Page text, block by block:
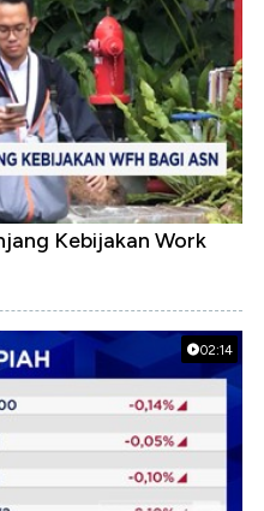
Kebijakan Work
02:14